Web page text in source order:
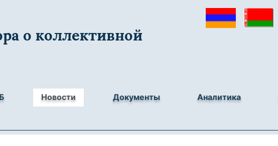
о коллективной
Новости Документы Аналитика